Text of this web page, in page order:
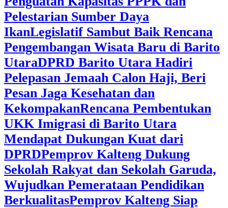
Pelestarian Sumber Daya
IkanLegislatif Sambut Baik Rencana
Pengembangan Wisata Baru di Barito
UtaraDPRD Barito Utara Hadiri
Pelepasan Jemaah Calon Haji, Beri
Pesan Jaga Kesehatan dan
KekompakanRencana Pembentukan
UKK Imigrasi di Barito Utara
Mendapat Dukungan Kuat dari
DPRD‎Pemprov Kalteng Dukung
Sekolah Rakyat dan Sekolah Garuda,
Wujudkan Pemerataan Pendidikan
Berkualitas‎Pemprov Kalteng Siap